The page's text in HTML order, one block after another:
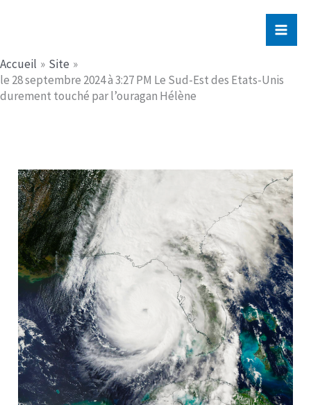
Accueil
Site
le 28 septembre 2024 à 3:27 PM Le Sud-Est des Etats-Unis
durement touché par l’ouragan Hélène